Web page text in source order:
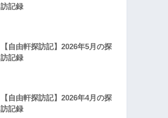
訪記録
【自由軒探訪記】2026年5月の探
訪記録
【自由軒探訪記】2026年4月の探
訪記録